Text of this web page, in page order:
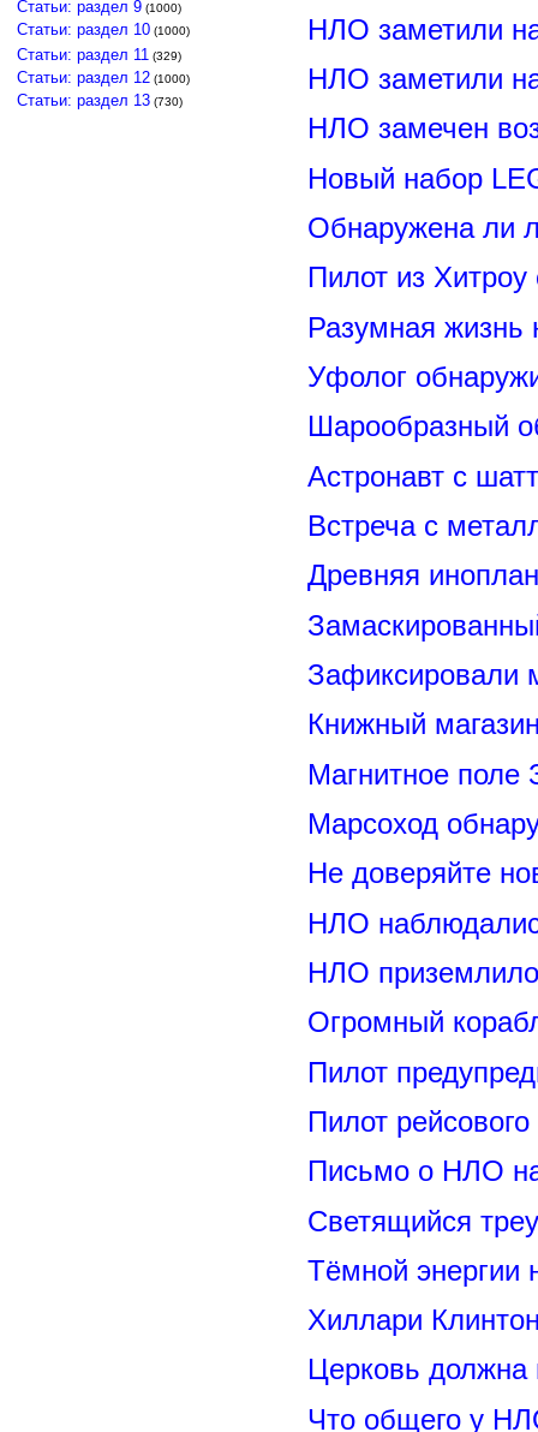
Статьи: раздел 9 (1000)
Статьи: раздел 10 (1000)
Статьи: раздел 11 (329)
Статьи: раздел 12 (1000)
Статьи: раздел 13 (730)
НЛО заметили
НЛО заметили
НЛО замечен
Новый набор
Обнаружена ли
Пилот из
Разумная
Уфолог
Шарообразный
Астронавт с
Встреча с
Древняя
Зафиксировали
Книжный
Магнитное поле
Марсоход
Не доверяйте
НЛО
НЛО
Огромный
Пилот
Пилот
Письмо о НЛО
Светящийся
Тёмной энергии
Хиллари
Церковь должна
Что общего у